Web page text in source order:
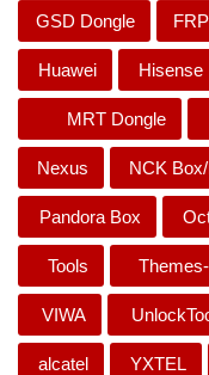
FRP
GSD Dongle
Hisense
Huawei
MRT Dongle
NCK
Nexus
Pandora Box
Tools
VIWA
YXTEL
alcatel